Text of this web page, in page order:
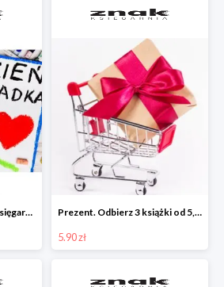
Dzień Babci i Dziadka w Księgarni Znak do -40% Prezent. Odbierz 3 książki od 5,90zł
5.90 zł